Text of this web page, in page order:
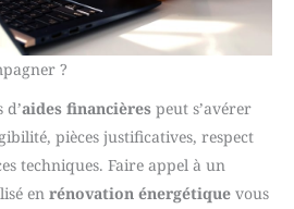
?
d’aides financières peut s’avérer
pièces justificatives, respect
techniques. Faire appel à un
en rénovation énergétique vous